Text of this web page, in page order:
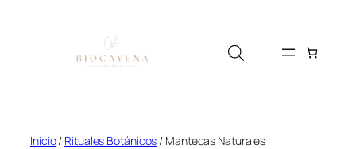
Inicio/ Rituales Botánicos / Mantecas Naturales